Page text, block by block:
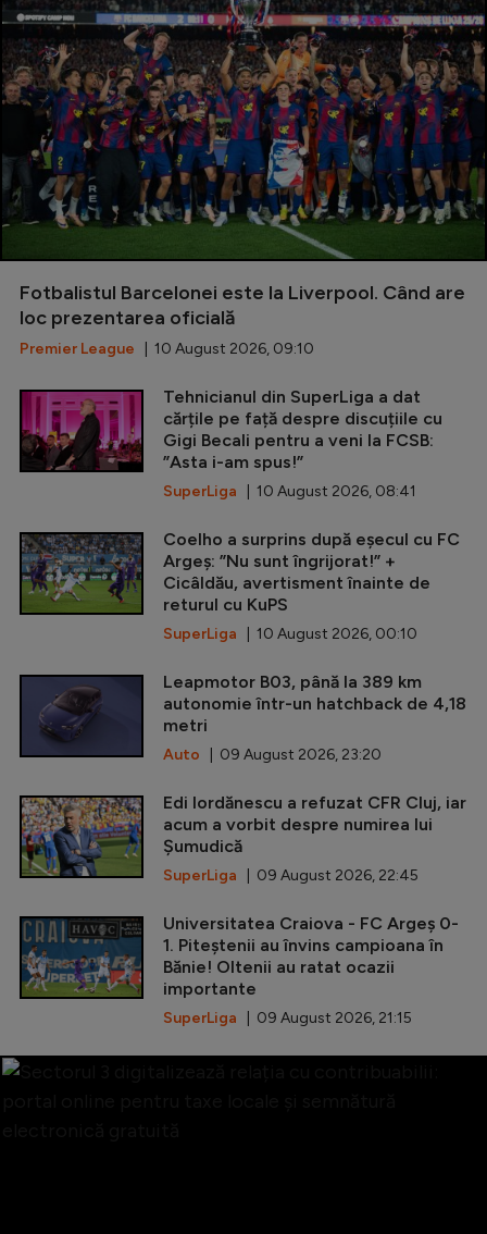
Fotbalistul Barcelonei este la Liverpool. Când are
loc prezentarea oficială
Premier League | 10 August 2026, 09:10
Tehnicianul din SuperLiga a dat
cărțile pe față despre discuțiile cu
Gigi Becali pentru a veni la FCSB:
”Asta i-am spus!”
SuperLiga | 10 August 2026, 08:41
Coelho a surprins după eșecul cu FC
Argeș: ”Nu sunt îngrijorat!” +
Cicâldău, avertisment înainte de
returul cu KuPS
SuperLiga | 10 August 2026, 00:10
Leapmotor B03, până la 389 km
autonomie într-un hatchback de 4,18
metri
Auto | 09 August 2026, 23:20
Edi Iordănescu a refuzat CFR Cluj, iar
acum a vorbit despre numirea lui
Șumudică
SuperLiga | 09 August 2026, 22:45
Universitatea Craiova - FC Argeș 0-
1. Piteștenii au învins campioana în
Bănie! Oltenii au ratat ocazii
importante
SuperLiga | 09 August 2026, 21:15